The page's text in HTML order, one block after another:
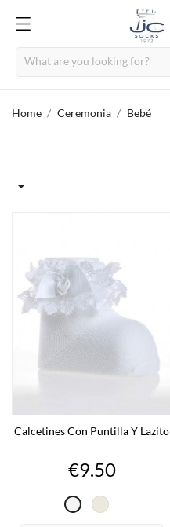
Home Ceremonia Bebé

Calcetines Con Puntilla Y Lazito
Price
€9.50
Blanco Cava